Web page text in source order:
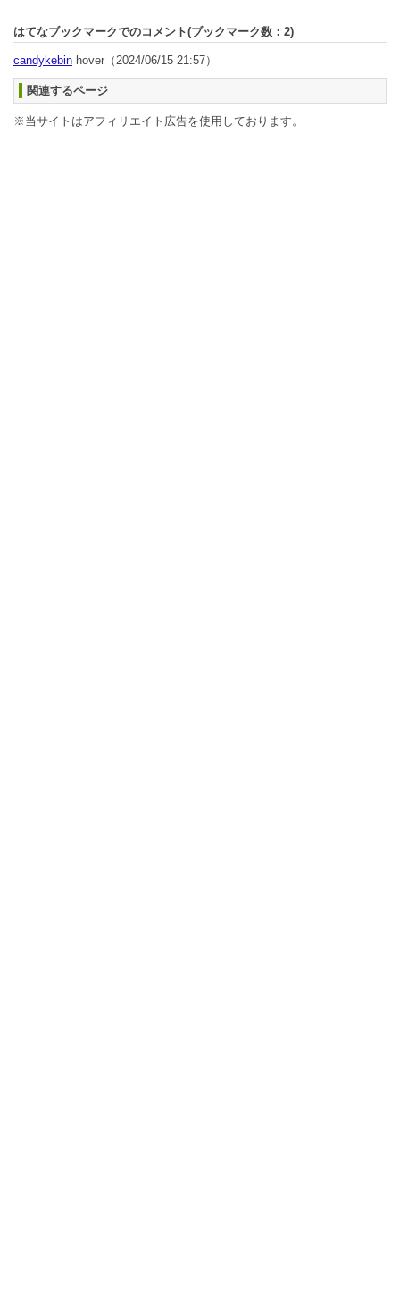
はてなブックマークでのコメント(ブックマーク数： 2)
candykebin hover （2024/06/15 21:57）
関連するページ
※当サイトはアフィリエイト広告を使用しております。